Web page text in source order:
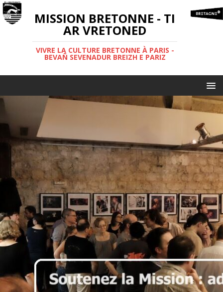
MISSION BRETONNE - TI
AR VRETONED
VIVRE LA CULTURE BRETONNE À PARIS -
BEVAÑ SEVENADUR BREIZH E PARIZ